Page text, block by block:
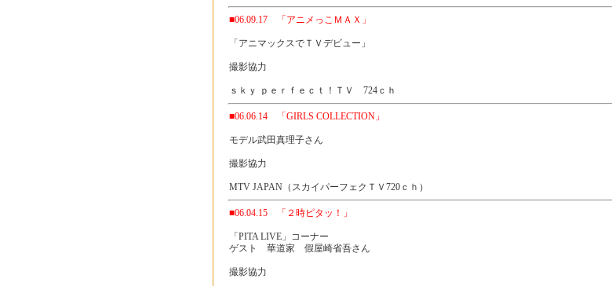
■06.09.17 「アニメっこＭＡＸ」
「アニマックスでＴＶデビュー」
撮影協力
ｓｋｙ ｐｅｒｆｅｃｔ！ＴＶ 724ｃｈ
■06.06.14 「GIRLS COLLECTION」
モデル武田真理子さん
撮影協力
MTV JAPAN（スカイパーフェクＴＶ720ｃｈ）
■06.04.15 「２時ピタッ！」
「PITA LIVE」コーナー
ゲスト 華道家 假屋崎省吾さん
撮影協力